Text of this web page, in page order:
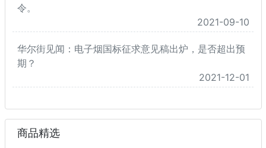
令。
2021-09-10
华尔街见闻：电子烟国标征求意见稿出炉，是否超出预
期？
2021-12-01
商品精选